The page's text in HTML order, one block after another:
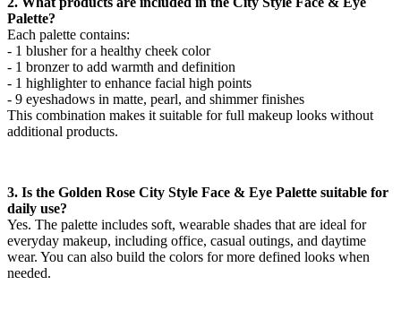
Palette?
Each palette contains:
- 1 blusher for a healthy cheek color
- 1 bronzer to add warmth and definition
- 1 highlighter to enhance facial high points
- 9 eyeshadows in matte, pearl, and shimmer finishes
This combination makes it suitable for full makeup looks without
additional products.
3. Is the Golden Rose City Style Face & Eye Palette suitable for
daily use?
Yes. The palette includes soft, wearable shades that are ideal for
everyday makeup, including office, casual outings, and daytime
wear. You can also build the colors for more defined looks when
needed.